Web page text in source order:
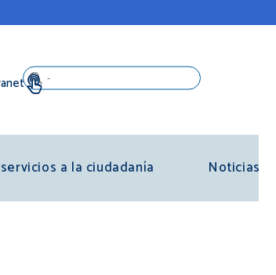
a la ciudadanía Noticias